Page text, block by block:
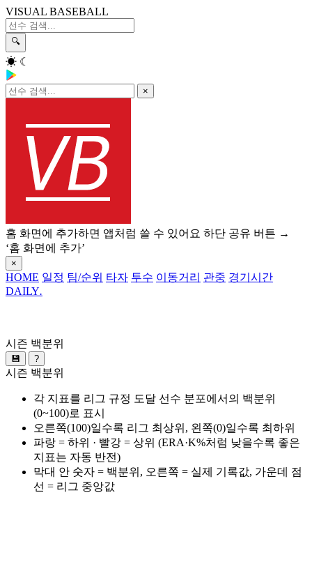
VISUAL BASEBALL
🔍
☀ ☾
×
홈 화면에 추가하면 앱처럼 쓸 수 있어요 하단 공유 버튼 →
‘홈 화면에 추가’
×
HOME 일정 팀/순위 타자 투수 이동거리 관중 경기시간
DAILY.
시즌 백분위
💾 ?
시즌 백분위
각 지표를 리그 규정 도달 선수 분포에서의 백분위
(0~100)로 표시
오른쪽(100)일수록 리그 최상위, 왼쪽(0)일수록 최하위
파랑 = 하위 · 빨강 = 상위 (ERA·K%처럼 낮을수록 좋은
지표는 자동 반전)
막대 안 숫자 = 백분위, 오른쪽 = 실제 기록값, 가운데 점
선 = 리그 중앙값